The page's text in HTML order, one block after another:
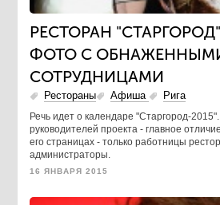
РЕСТОРАН
ФОТО С
СОТРУДНИЦАМИ
Рестораны Афиша Рига
Речь идет о календаре "Старгород-
руководителей проекта - главное
его страницах - только работницы
администраторы.
16 ЯНВАРЯ 2015